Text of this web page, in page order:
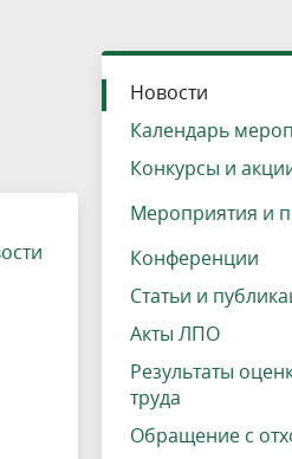
Озеро Плещеево
Вакансии
Экологические тропы и
маршруты
Прокат велосипедов
Адрес, телефон, схема
Результаты оценки
Интерактивная карта
Кадастр объектов
отнесенных к объектам
Новости
Календарь
Конкурсы и
Мероприятия и
Конференции
Статьи и
Акты ЛПО
Результаты
труда
Обращение с